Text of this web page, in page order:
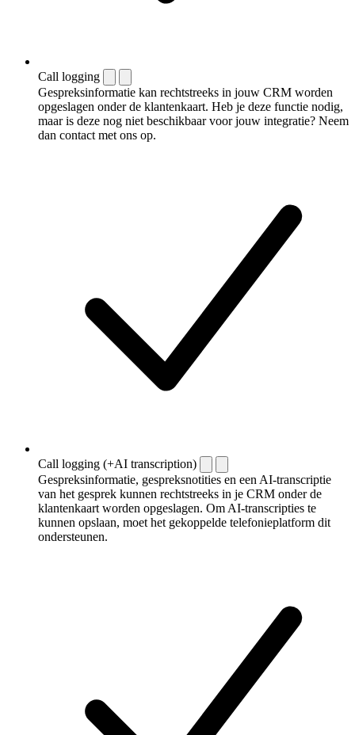
Call logging
Gespreksinformatie kan rechtstreeks in jouw CRM worden
opgeslagen onder de klantenkaart. Heb je deze functie nodig,
maar is deze nog niet beschikbaar voor jouw integratie? Neem
dan contact met ons op.
Call logging (+AI transcription)
Gespreksinformatie, gespreksnotities en een AI-transcriptie
van het gesprek kunnen rechtstreeks in je CRM onder de
klantenkaart worden opgeslagen. Om AI-transcripties te
kunnen opslaan, moet het gekoppelde telefonieplatform dit
ondersteunen.